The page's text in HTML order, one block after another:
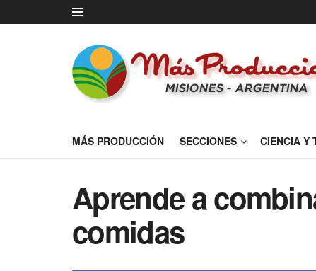
MÁS PRODUCCIÓN SECCIONES CIENCIA Y
Aprende a
comidas